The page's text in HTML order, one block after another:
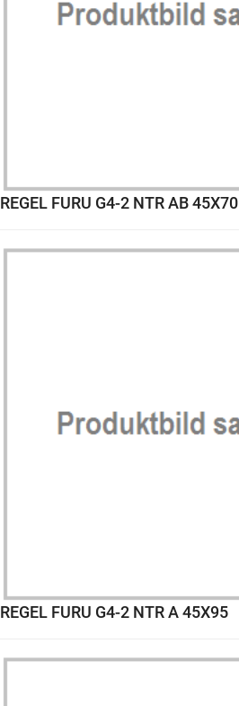
REGEL FURU G4-2 NTR AB 45X70
REGEL FURU G4-2 NTR A 45X95